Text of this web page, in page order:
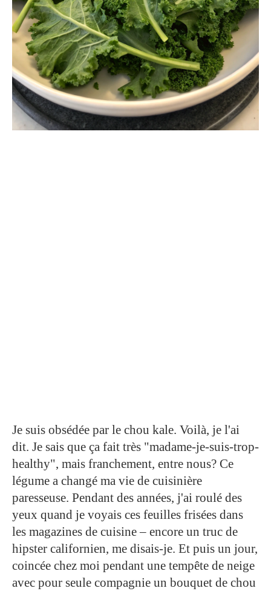
Je suis obsédée par le chou kale. Voilà, je l'ai
dit. Je sais que ça fait très "madame-je-suis-trop-
healthy", mais franchement, entre nous? Ce
légume a changé ma vie de cuisinière
paresseuse. Pendant des années, j'ai roulé des
yeux quand je voyais ces feuilles frisées dans
les magazines de cuisine – encore un truc de
hipster californien, me disais-je. Et puis un jour,
coincée chez moi pendant une tempête de neige
avec pour seule compagnie un bouquet de chou